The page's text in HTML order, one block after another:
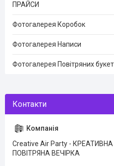
ПРАЙСИ
Фотогалерея Коробок
Фотогалерея Написи
Фотогалерея Повітряних
Creative Air Party - КРЕАТИВНА
ПОВІТРЯНА ВЕЧІРКА